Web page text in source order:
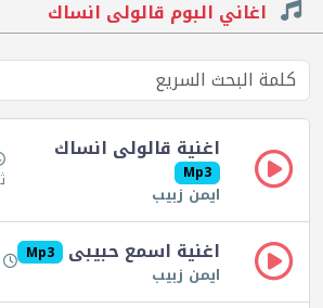
اغاني البوم قالولى انساك
اغنية قالولى انساك
Mp3
ايمن زبيب
اغنية اسمع حبيبى Mp3
ايمن زبيب 4 دقائق 4 ثواني